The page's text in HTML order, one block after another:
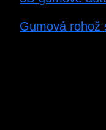
Gumová rohož